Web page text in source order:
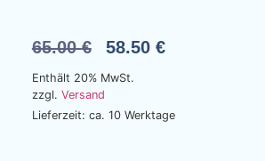
65.00€ 58.50 €
Enthält 20% MwSt.
zzgl. Versand
Lieferzeit: ca. 10 Werktage